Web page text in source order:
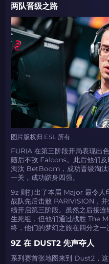
两队晋级之路
图片版权归 ESL 所有
FURIA 在第三阶段开局表现出
随后不敌 Falcons。此后他们
淘汰 BetBoom，成功晋级淘
一关，成功跻身四强。
9z 则打出了本届 Major 最令人
战队先后击败 PARIVISION，
绩开启第三阶段。虽然之后接
生死组，但他们通过战胜 The
终，他们的梦幻之旅在四分之一
9Z 在 DUST2 先声夺人
系列赛首张地图来到 Dust2，